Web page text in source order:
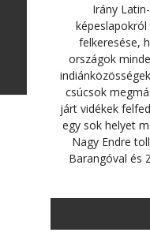
Irány
felkeresése,
országok
csúcsok
járt vidékek
egy sok helyet
Nagy Endre
Barangóval és